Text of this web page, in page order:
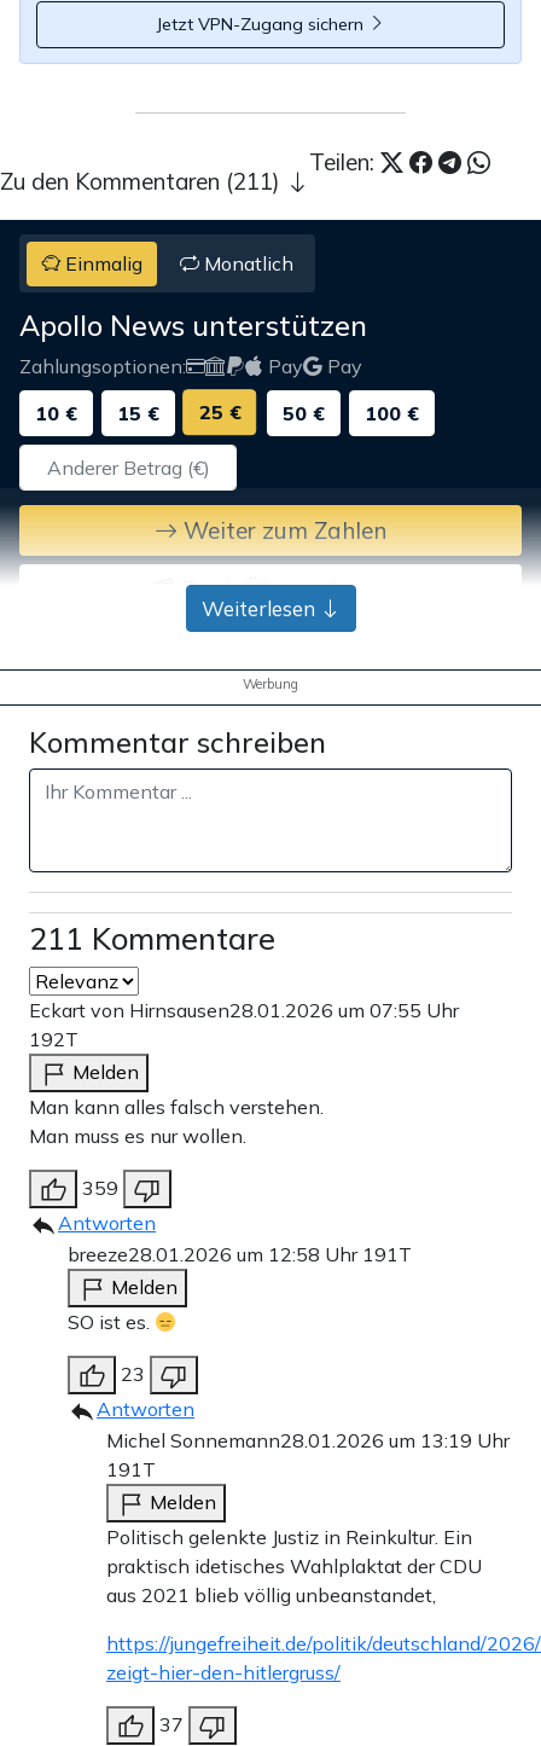
Jetzt VPN-Zugang sichern
Teilen:
Zu den Kommentaren (211)
Einmalig Monatlich
Apollo News unterstützen
Zahlungsoptionen: Pay
Pay
10 €
15 € 25 € 50 € 100 €
Weiter zum Zahlen
Bank-Überweisung
Weiterlesen
Werbung
Kommentar schreiben
211 Kommentare
Eckart von Hirnsausen28.01.2026 um 07:55 Uhr
192T
Melden
Man kann alles falsch verstehen.
Man muss es nur wollen.
359
Antworten
breeze28.01.2026 um 12:58 Uhr 191T
Melden
SO ist es.
23
Antworten
Michel Sonnemann28.01.2026 um 13:19 Uhr
191T
Melden
Politisch gelenkte Justiz in Reinkultur. Ein
praktisch idetisches Wahlplaktat der CDU
aus 2021 blieb völlig unbeanstandet,
https://jungefreiheit.de/politik/deutschland/
zeigt-hier-den-hitlergruss/
37